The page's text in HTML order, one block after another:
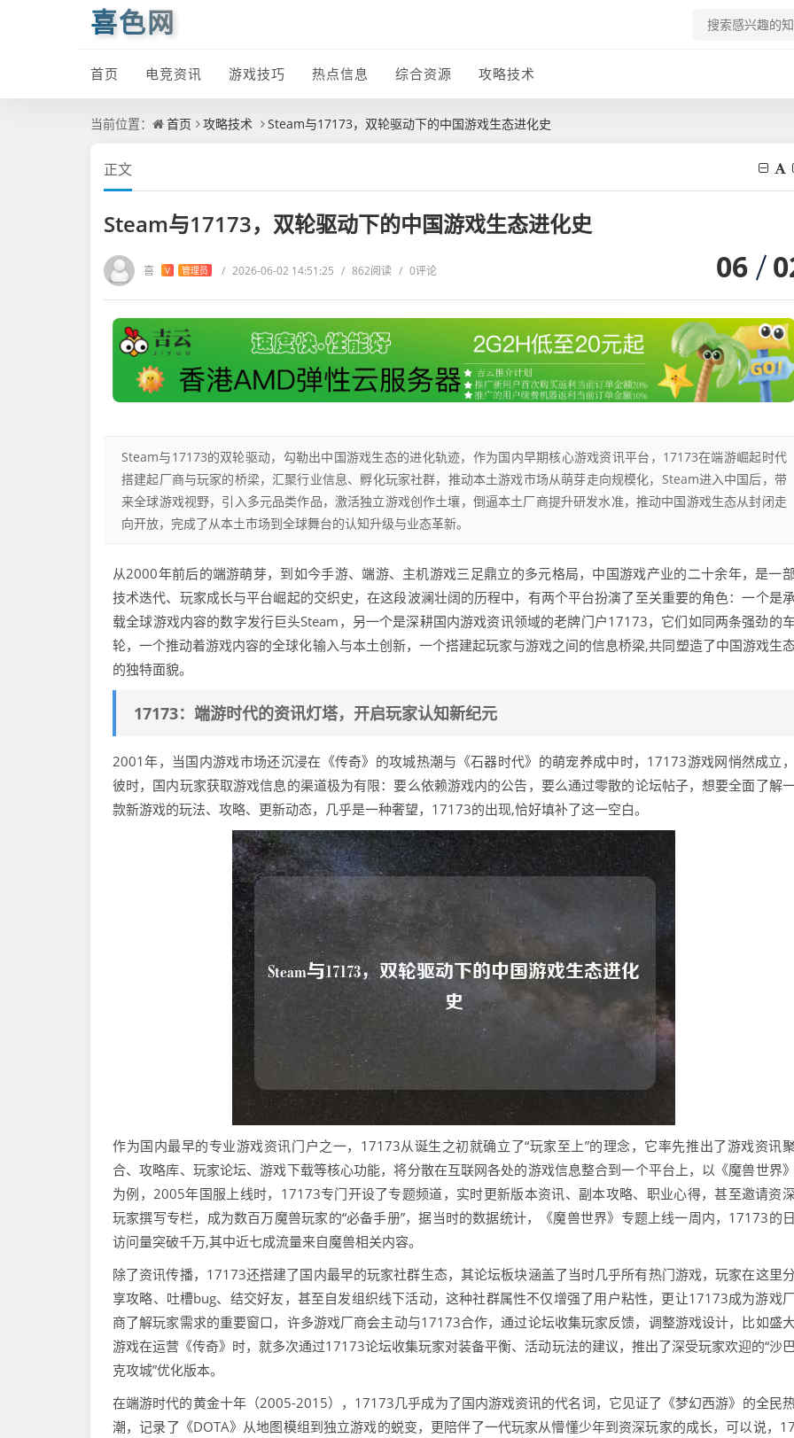
喜色网
首页 电竞资讯 游戏技巧 热点信息 综合资源 攻略技术
当前位置： 首页 攻略技术 Steam与17173，双轮驱动下的中国游戏生态进化史
正文
Steam与17173，双轮驱动下的中国游戏生态进化史
喜 V 管理员 / 2026-06-02 14:51:25 / 862阅读 / 0评论 06
Steam与17173的双轮驱动，勾勒出中国游戏生态的进化轨迹，作为国内早期核心游戏资讯平台，17173在端游崛起时代
搭建起厂商与玩家的桥梁，汇聚行业信息、孵化玩家社群，推动本土游戏市场从萌芽走向规模化，Steam进入中国后，带
来全球游戏视野，引入多元品类作品，激活独立游戏创作土壤，倒逼本土厂商提升研发水准，推动中国游戏生态从封闭走
向开放，完成了从本土市场到全球舞台的认知升级与业态革新。
从2000年前后的端游萌芽，到如今手游、端游、主机游戏三足鼎立的多元格局，中国游戏产业的二十余年，是一部
技术迭代、玩家成长与平台崛起的交织史，在这段波澜壮阔的历程中，有两个平台扮演了至关重要的角色：一个是
载全球游戏内容的数字发行巨头Steam，另一个是深耕国内游戏资讯领域的老牌门户17173，它们如同两条强劲的车
轮，一个推动着游戏内容的全球化输入与本土创新，一个搭建起玩家与游戏之间的信息桥梁,共同塑造了中国游戏生
的独特面貌。
17173：端游时代的资讯灯塔，开启玩家认知新纪元
2001年，当国内游戏市场还沉浸在《传奇》的攻城热潮与《石器时代》的萌宠养成中时，17173游戏网悄然成立，
彼时，国内玩家获取游戏信息的渠道极为有限：要么依赖游戏内的公告，要么通过零散的论坛帖子，想要全面了解
款新游戏的玩法、攻略、更新动态，几乎是一种奢望，17173的出现,恰好填补了这一空白。
作为国内最早的专业游戏资讯门户之一，17173从诞生之初就确立了“玩家至上”的理念，它率先推出了游戏资讯聚
合、攻略库、玩家论坛、游戏下载等核心功能，将分散在互联网各处的游戏信息整合到一个平台上，以《魔兽世界》
为例，2005年国服上线时，17173专门开设了专题频道，实时更新版本资讯、副本攻略、职业心得，甚至邀请资深
玩家撰写专栏，成为数百万魔兽玩家的“必备手册”，据当时的数据统计，《魔兽世界》专题上线一周内，17173的日
访问量突破千万,其中近七成流量来自魔兽相关内容。
除了资讯传播，17173还搭建了国内最早的玩家社群生态，其论坛板块涵盖了当时几乎所有热门游戏，玩家在这里分
享攻略、吐槽bug、结交好友，甚至自发组织线下活动，这种社群属性不仅增强了用户粘性，更让17173成为游戏厂
商了解玩家需求的重要窗口，许多游戏厂商会主动与17173合作，通过论坛收集玩家反馈，调整游戏设计，比如盛大
游戏在运营《传奇》时，就多次通过17173论坛收集玩家对装备平衡、活动玩法的建议，推出了深受玩家欢迎的“沙巴
克攻城”优化版本。
在端游时代的黄金十年（2005-2015），17173几乎成为了国内游戏资讯的代名词，它见证了《梦幻西游》的全民
潮，记录了《DOTA》从地图模组到独立游戏的蜕变，更陪伴了一代玩家从懵懂少年到资深玩家的成长，可以说，17